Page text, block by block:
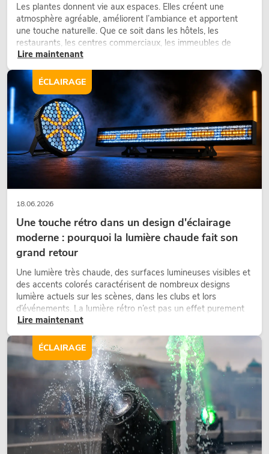
Les plantes donnent vie aux espaces. Elles créent une
atmosphère agréable, améliorent l’ambiance et apportent
une touche naturelle. Que ce soit dans les hôtels, les
restaurants, les centres commerciaux, les immeubles de
bureaux ou sur les stands d’exposition, une végétalisation de
qualité fait depuis longtemps partie intégrante des concepts
d’aménagement modernes.
Lire maintenant
18.06.2026
Une touche rétro dans un design d'éclairage
moderne : pourquoi la lumière chaude fait son
grand retour
Une lumière très chaude, des surfaces lumineuses visibles et
des accents colorés caractérisent de nombreux designs
lumière actuels sur les scènes, dans les clubs et lors
d’événements. La lumière rétro n’est pas un effet purement
nostalgique, mais un outil de conception utilisé de manière
ciblée : elle crée une atmosphère, donne du caractère aux
scènes et peut rendre les configurations LED techniques plus
émotionnelles.
Lire maintenant
ÉCLAIRAGE
ÉCLAIRAGE